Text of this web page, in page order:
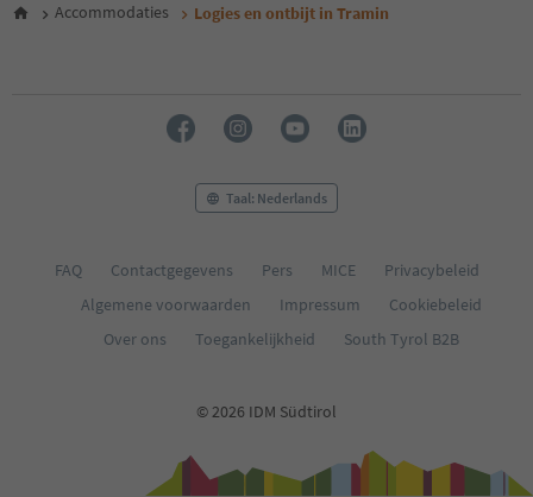
Accommodaties Logies en ontbijt in Tramin
Taal: Nederlands
FAQ Contactgegevens Pers MICE
Privacybeleid
Algemene voorwaarden
Impressum
Cookiebeleid
Over ons
Toegankelijkheid South Tyrol B2B
© 2026 IDM Südtirol